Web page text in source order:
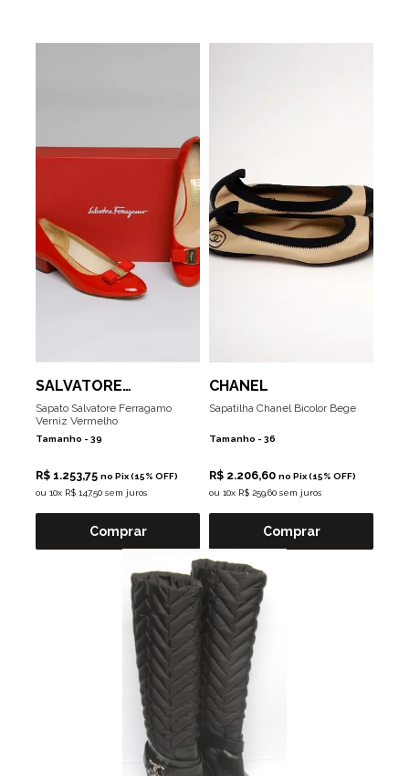
SALVATORE
FERRAGAMO
Sapato Salvatore Ferragamo
Verniz Vermelho
Tamanho - 39
R$ 1.253,75 no Pix (15% OFF)
ou 10x R$ 147,50 sem juros
Comprar
CHANEL
Sapatilha Chanel Bicolor Bege
Tamanho - 36
R$ 2.206,60 no Pix (15% OFF)
ou 10x R$ 259,60 sem juros
Comprar